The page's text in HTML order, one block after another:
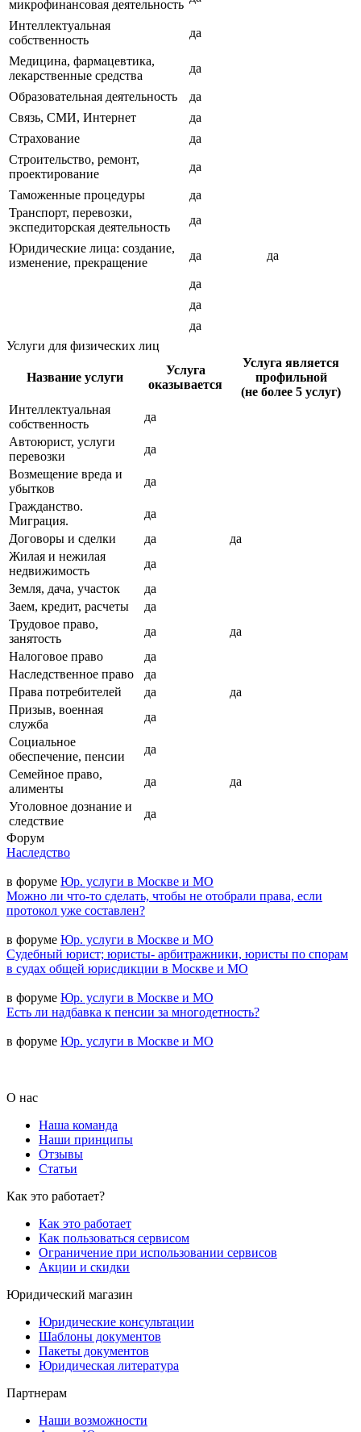
микрофинансовая деятельность
Интеллектуальная
собственность
да
Медицина, фармацевтика,
лекарственные средства
да
Образовательная деятельность
да
Связь, СМИ, Интернет
да
Страхование
да
Строительство, ремонт,
проектирование
да
Таможенные процедуры
да
Транспорт, перевозки,
экспедиторская деятельность
да
Юридические лица: создание,
изменение, прекращение
да да
да
да
да
Услуги для физических лиц
Название услуги
Услуга
оказывается
Услуга является
профильной
(не более 5 услуг)
Интеллектуальная
собственность
да
Автоюрист, услуги
перевозки
да
Возмещение вреда и
убытков
да
Гражданство.
Миграция.
да
Договоры и сделки
да
да
Жилая и нежилая
недвижимость
да
Земля, дача, участок
да
Заем, кредит, расчеты
да
Трудовое право,
занятость
да
да
Налоговое право
да
Наследственное право
да
Права потребителей
да
да
Призыв, военная
служба
да
Социальное
обеспечение, пенсии
да
Семейное право,
алименты
да
да
Уголовное дознание и
следствие
да
Форум
Наследство
в форуме Юр. услуги в Москве и МО
Можно ли что-то сделать, чтобы не отобрали права, если
протокол уже составлен?
в форуме Юр. услуги в Москве и МО
Судебный юрист; юристы- арбитражники, юристы по спорам
в судах общей юрисдикции в Москве и МО
в форуме Юр. услуги в Москве и МО
Есть ли надбавка к пенсии за многодетность?
в форуме Юр. услуги в Москве и МО
О нас
Наша команда
Наши принципы
Отзывы
Статьи
Как это работает?
Как это работает
Как пользоваться сервисом
Ограничение при использовании сервисов
Акции и скидки
Юридический магазин
Юридические консультации
Шаблоны документов
Пакеты документов
Юридическая литература
Партнерам
Наши возможности